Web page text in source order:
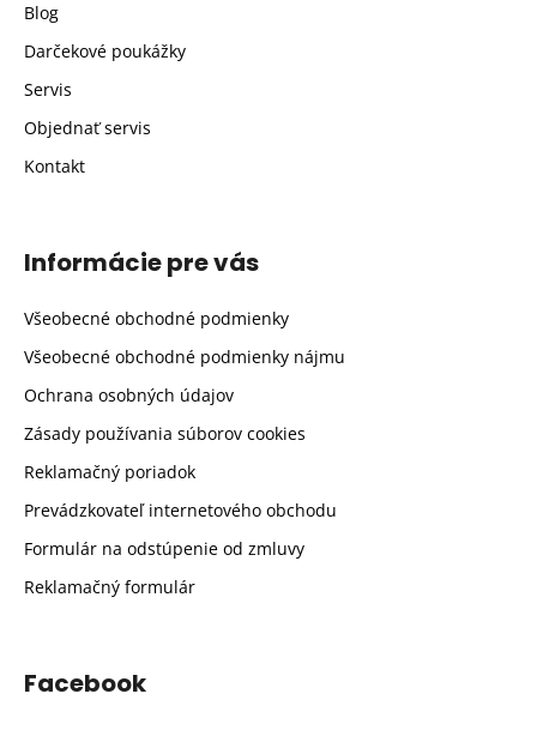
Blog
Darčekové poukážky
Servis
Objednať servis
Kontakt
Informácie pre vás
Všeobecné obchodné podmienky
Všeobecné obchodné podmienky nájmu
Ochrana osobných údajov
Zásady používania súborov cookies
Reklamačný poriadok
Prevádzkovateľ internetového obchodu
Formulár na odstúpenie od zmluvy
Reklamačný formulár
Facebook